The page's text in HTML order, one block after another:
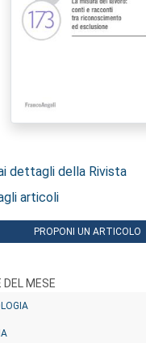
dettagli della Rivista
articoli
PROPONI UN ARTICOLO
DEL MESE